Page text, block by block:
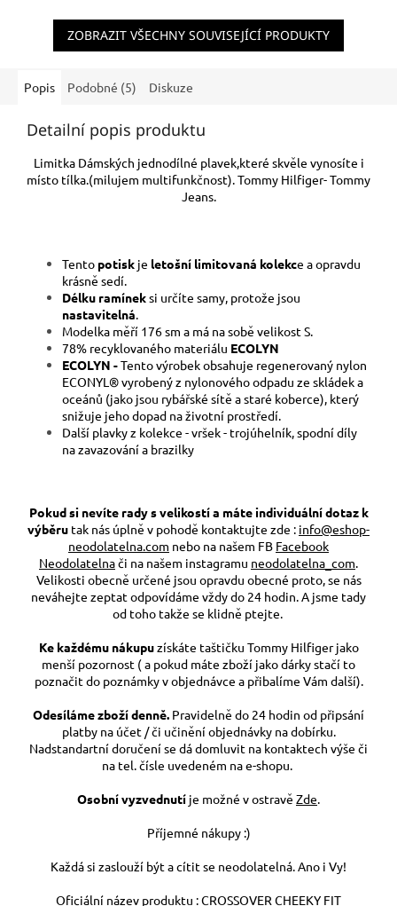
ZOBRAZIT VŠECHNY SOUVISEJÍCÍ PRODUKTY
Popis Podobné (5) Diskuze
Detailní popis produktu
Limitka Dámských jednodílné plavek,které skvěle vynosíte i
místo tílka.(milujem multifunkčnost). Tommy Hilfiger- Tommy
Jeans.
Tento potisk je letošní limitovaná kolekce a opravdu
krásně sedí.
Délku ramíneksi určíte samy, protože jsou
nastavitelná.
Modelka měří 176 sm a má na sobě velikost S.
78% recyklovaného materiálu ECOLYN
ECOLYN -Tento výrobek obsahuje regenerovaný nylon
ECONYL® vyrobený z nylonového odpadu ze skládek a
oceánů (jako jsou rybářské sítě a staré koberce), který
snižuje jeho dopad na životní prostředí.
Další plavky z kolekce - vršek - trojúhelník, spodní díly
na zavazování a brazilky
Pokud si nevíte rady s velikostí a máte individuální dotaz k
výběru tak nás úplně v pohodě kontaktujte zde : info@eshop-
neodolatelna.com nebo na našem FB Facebook
Neodolatelnači na našem instagramu neodolatelna_com.
Velikosti obecně určené jsou opravdu obecné proto, se nás
neváhejte zeptat odpovídáme vždy do 24 hodin. A jsme tady
od toho takže se klidně ptejte.
Ke každému nákupuzískáte taštičku Tommy Hilfiger jako
menší pozornost ( a pokud máte zboží jako dárky stačí to
poznačit do poznámky v objednávce a přibalíme Vám další).
Odesíláme zboží denně. Pravidelně do 24 hodin od připsání
platby na účet / či učinění objednávky na dobírku.
Nadstandartní doručení se dá domluvit na kontaktech výše či
na tel. čísle uvedeném na e-shopu.
Osobní vyzvednutí je možné v ostravě Zde.
Příjemné nákupy :)
Každá si zaslouží být a cítit se neodolatelná. Ano i Vy!
Oficiální název produktu : CROSSOVER CHEEKY FIT